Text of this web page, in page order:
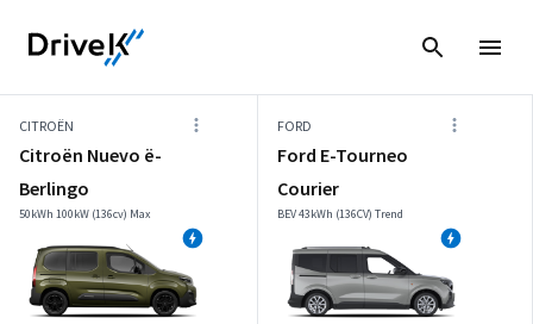
CITROËN
Citroën Nuevo ë-
Berlingo
50kWh 100kW (136cv) Max
FORD
Ford E-Tourneo
Courier
BEV 43kWh (136CV) Trend